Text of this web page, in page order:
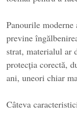
Panourile
previne
strat, materialul ar
protecția corectă,
ani, uneori chiar
Câteva